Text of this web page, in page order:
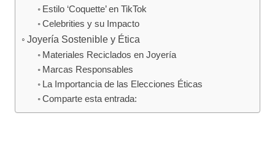
Estilo ‘Coquette’ en TikTok
Celebrities y su Impacto
Joyería Sostenible y Ética
Materiales Reciclados en Joyería
Marcas Responsables
La Importancia de las Elecciones Éticas
Comparte esta entrada: